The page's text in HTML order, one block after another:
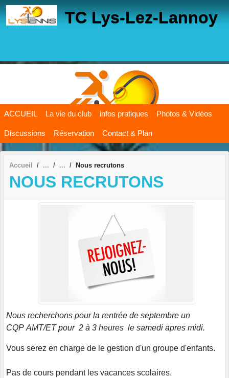
TC Lys-Lez-Lannoy
ACCUEIL La vie du club infos pratiques Photos & Vidéos
Discussions Réservation Contact & Plan
Accueil Nous recrutons
NOUS RECRUTONS
Nous recherchons pour la rentrée de septembre un
CQP AMT/ET pour 2 à 3 heures le samedi apres midi.
Vous serez en charge de le gestion d'un groupe d'enfants.
Pas de cours pendant les vacances scolaires.
Panneau de gestion des cookies